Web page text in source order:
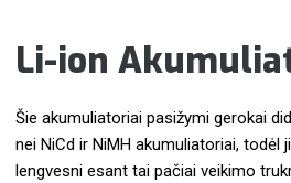
Li-ion
Šie akumuliatoriai pasižymi gerokai
nei NiCd ir NiMH akumuliatoriai, todėl
lengvesni esant tai pačiai veikimo